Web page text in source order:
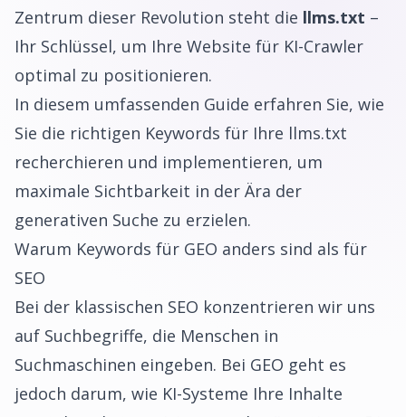
Zentrum dieser Revolution steht die llms.txt –
Ihr Schlüssel, um Ihre Website für KI-Crawler
optimal zu positionieren.
In diesem umfassenden Guide erfahren Sie, wie
Sie die richtigen Keywords für Ihre llms.txt
recherchieren und implementieren, um
maximale Sichtbarkeit in der Ära der
generativen Suche zu erzielen.
Warum Keywords für GEO anders sind als für
SEO
Bei der klassischen SEO konzentrieren wir uns
auf Suchbegriffe, die Menschen in
Suchmaschinen eingeben. Bei GEO geht es
jedoch darum, wie KI-Systeme Ihre Inhalte